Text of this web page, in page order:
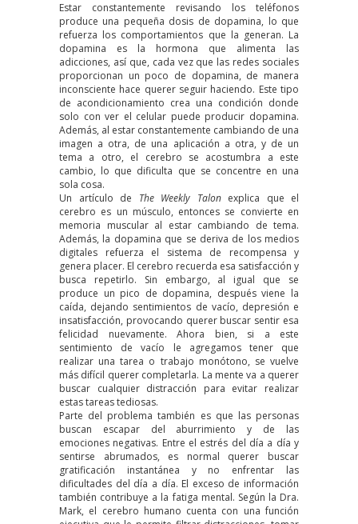
Estar constantemente revisando los teléfonos
produce una pequeña dosis de dopamina, lo que
refuerza los comportamientos que la generan. La
dopamina es la hormona que alimenta las
adicciones, así que, cada vez que las redes sociales
proporcionan un poco de dopamina, de manera
inconsciente hace querer seguir haciendo. Este tipo
de acondicionamiento crea una condición donde
solo con ver el celular puede producir dopamina.
Además, al estar constantemente cambiando de una
imagen a otra, de una aplicación a otra, y de un
tema a otro, el cerebro se acostumbra a este
cambio, lo que dificulta que se concentre en una
sola cosa.
Un artículo de The Weekly Talon explica que el
cerebro es un músculo, entonces se convierte en
memoria muscular al estar cambiando de tema.
Además, la dopamina que se deriva de los medios
digitales refuerza el sistema de recompensa y
genera placer. El cerebro recuerda esa satisfacción y
busca repetirlo. Sin embargo, al igual que se
produce un pico de dopamina, después viene la
caída, dejando sentimientos de vacío, depresión e
insatisfacción, provocando querer buscar sentir esa
felicidad nuevamente. Ahora bien, si a este
sentimiento de vacío le agregamos tener que
realizar una tarea o trabajo monótono, se vuelve
más difícil querer completarla. La mente va a querer
buscar cualquier distracción para evitar realizar
estas tareas tediosas.
Parte del problema también es que las personas
buscan escapar del aburrimiento y de las
emociones negativas. Entre el estrés del día a día y
sentirse abrumados, es normal querer buscar
gratificación instantánea y no enfrentar las
dificultades del día a día. El exceso de información
también contribuye a la fatiga mental. Según la Dra.
Mark, el cerebro humano cuenta con una función